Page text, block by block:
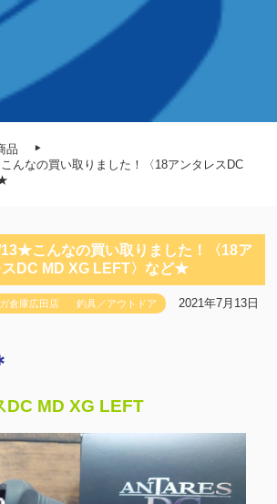
品
んなの買い取りました！〈18アンタレスDC
13★こんなの買い取りました！〈18ア
スDC MD XG LEFT〉など★
倉庫広田店 釣具／アウトドア 2021年7月13日
DC MD XG LEFT